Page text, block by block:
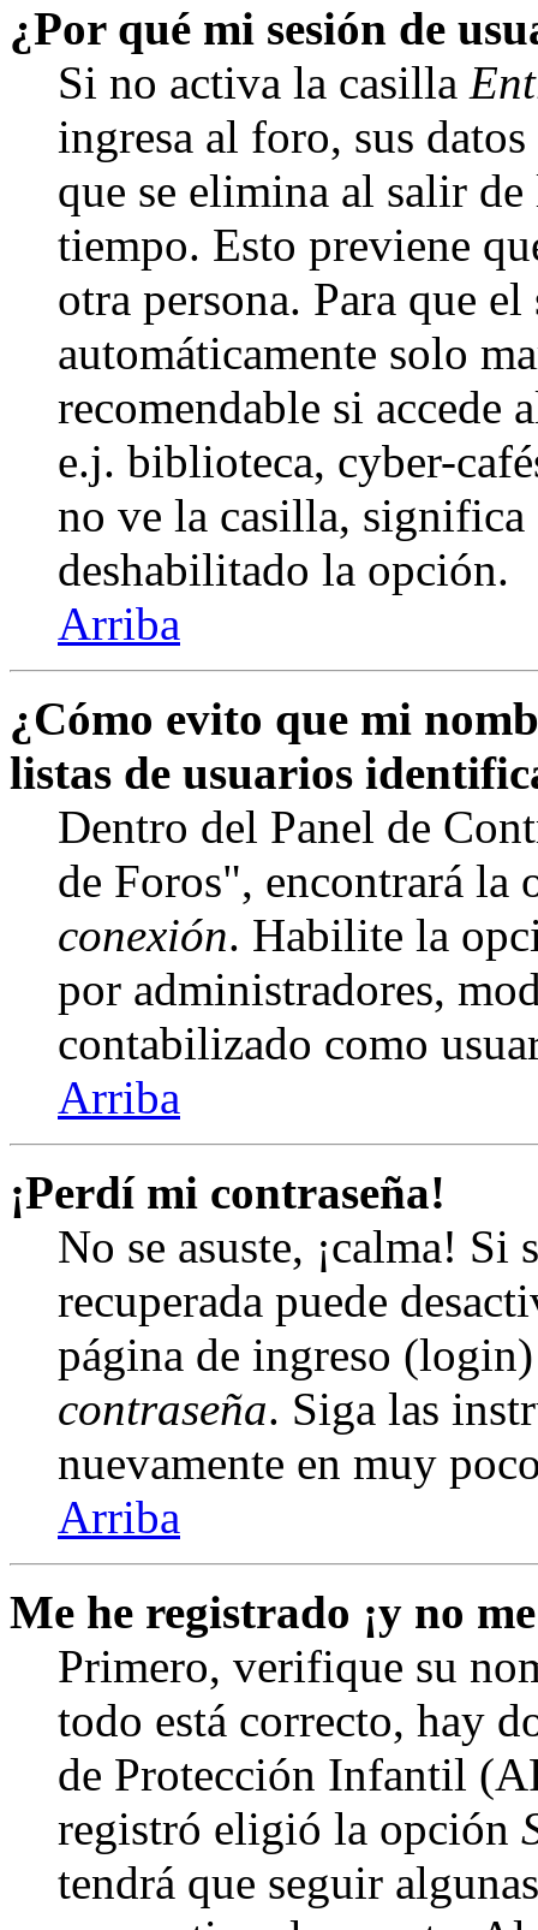
¿Por qué mi sesión de
Si no activa la casilla
ingresa al foro, sus
que se elimina al salir
tiempo. Esto previene
otra persona. Para que
automáticamente solo
recomendable si accede
e.j. biblioteca, cyber-
no ve la casilla,
deshabilitado la opción.
Arriba
¿Cómo evito que mi
listas de usuarios
Dentro del Panel de
de Foros", encontrará la
conexión. Habilite la
por administradores,
contabilizado como
Arriba
¡Perdí mi contraseña!
No se asuste, ¡calma! Si
recuperada puede
página de ingreso
contraseña. Siga las
nuevamente en muy
Arriba
Me he registrado ¡y no
Primero, verifique su
todo está correcto, hay
de Protección Infantil
registró eligió la opción
tendrá que seguir